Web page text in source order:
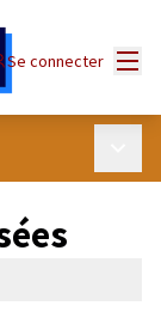
Se connecter